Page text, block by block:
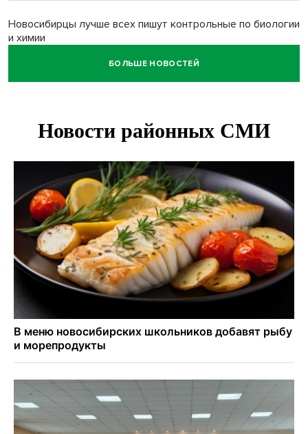
Новосибирцы лучше всех пишут контрольные по биологии
и химии
Нейросеть для диагностики депрессии в крови создали в
Двум бойцам СВО после минно-взрывной травмы
Персидский ковер «108 шахов» впервые вывезли из музея
Востока в Новосибирск
Актриса из Новосибирска Евгения Туркова сыграла мать
в сериале «Малой»
БОЛЬШЕ НОВОСТЕЙ